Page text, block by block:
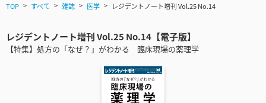
TOP すべて 雑誌 医学 レジデントノート増刊 Vol.25 No.14
レジデントノート増刊 Vol.25 No.14【電子版】
【特集】処方の「なぜ？」がわかる 臨床現場の薬理学